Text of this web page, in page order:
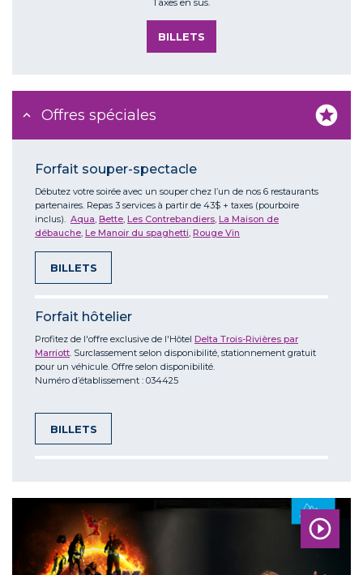
BILLETS
Offres spéciales
Forfait souper-spectacle
Débutez votre soirée avec un souper chez l’un de nos 6 restaurants
partenaires. Repas 3 services à partir de 43$ + taxes (pourboire
inclus). Aqua, Bette, Les Contrebandiers, La Maison de
débauche, Le Manoir du spaghetti, Rouge Vin
BILLETS
Forfait hôtelier
Profitez de l'offre exclusive de l'Hôtel Delta Trois-Rivières par
Marriott. Surclassement selon disponibilité, stationnement gratuit
pour un véhicule. Offre selon disponibilité.
Numéro d’établissement : 034425
BILLETS